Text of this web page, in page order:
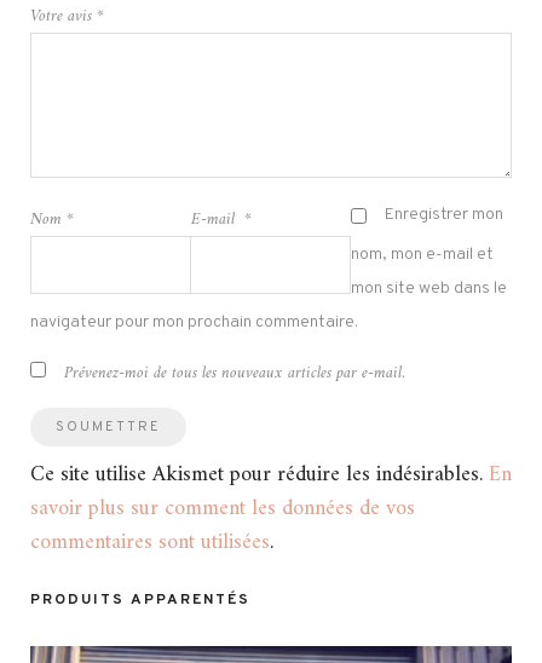
Votre avis *
Nom * E-mail *
Enregistrer mon
nom, mon e-mail et
mon site web dans le
navigateur pour mon prochain commentaire.
Prévenez-moi de tous les nouveaux articles par e-mail.
Ce site utilise Akismet pour réduire les indésirables.En
savoir plus sur comment les données de vos
commentaires sont utilisées.
PRODUITS APPARENTÉS